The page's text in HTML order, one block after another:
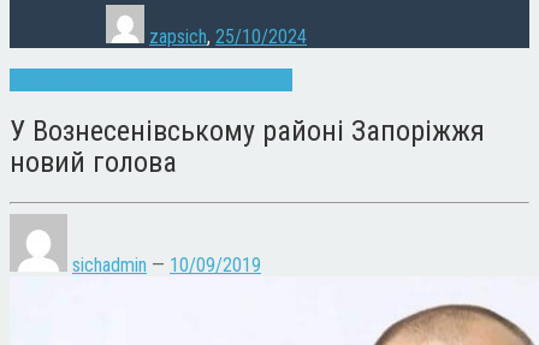
zapsich, 25/10/2024
У Вознесенівському районі Запоріжжя
новий голова
sichadmin — 10/09/2019